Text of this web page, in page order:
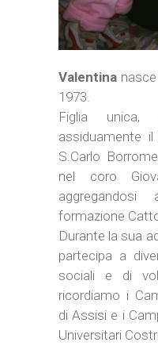
Valentina
1973.
Figlia unica,
assiduamente
S.Carlo
nel coro
formazione
Durante la sua
partecipa a
sociali e di
ricordiamo i
di Assisi e i
Universitari